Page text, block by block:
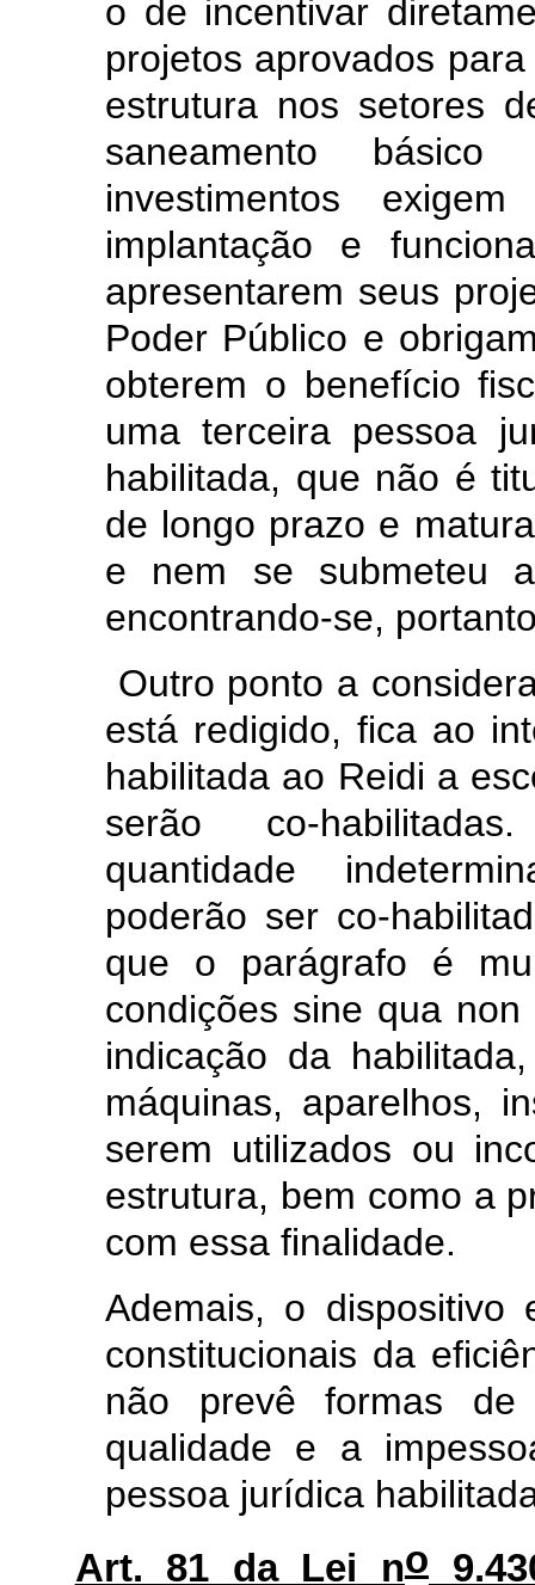
o de incentivar
projetos aprovados
estrutura nos setores
saneamento
investimentos
implantação e
apresentarem seus
Poder Público e
obterem o benefício
uma terceira pessoa
habilitada, que não é
de longo prazo e
e nem se submeteu
encontrando-se,
Outro ponto a
está redigido, fica ao
habilitada ao Reidi a
serão co-
quantidade
poderão ser co-
que o parágrafo é
condições sine qua
indicação da
máquinas, aparelhos,
serem utilizados ou
estrutura, bem como a
com essa finalidade.
Ademais, o dispositivo
constitucionais da
não prevê formas
qualidade e a
pessoa jurídica
Art. 81 da Lei no